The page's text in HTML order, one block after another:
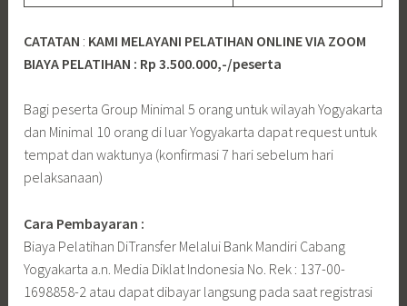
CATATAN : KAMI MELAYANI PELATIHAN ONLINE VIA ZOOM
BIAYA PELATIHAN : Rp 3.500.000,-/peserta
Bagi peserta Group Minimal 5 orang untuk wilayah Yogyakarta
dan Minimal 10 orang di luar Yogyakarta dapat request untuk
tempat dan waktunya (konfirmasi 7 hari sebelum hari
pelaksanaan)
Cara Pembayaran :
Biaya Pelatihan DiTransfer Melalui Bank Mandiri Cabang
Yogyakarta a.n. Media Diklat Indonesia No. Rek : 137-00-
1698858-2 atau dapat dibayar langsung pada saat registrasi